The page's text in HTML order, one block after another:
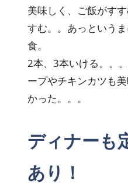
美味しく、ご飯がす
すむ。。あっという
食。
2本、3本いける。。
ープやチキンカツも
かった。。。
ディナーも
あり！